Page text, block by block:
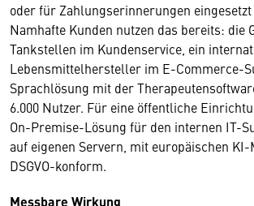
oder für Zahlungserinnerungen
Namhafte Kunden nutzen das bereits: die
Tankstellen im Kundenservice, ein
Lebensmittelhersteller im E-Commerce-
Sprachlösung mit der
6.000 Nutzer. Für eine öffentliche
On-Premise-Lösung für den internen IT-
auf eigenen Servern, mit europäischen KI-
DSGVO-konform.
Messbare Wirkung